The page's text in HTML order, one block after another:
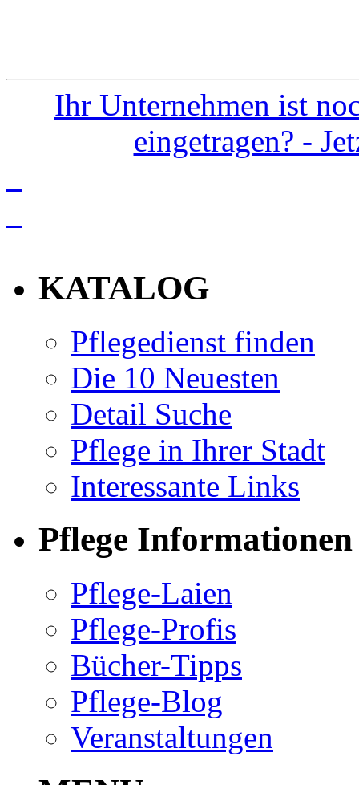
Ihr Unternehmen ist
eingetragen? -
KATALOG
Pflegedienst finden
Die 10 Neuesten
Detail Suche
Pflege in Ihrer Stadt
Interessante Links
Pflege Informationen
Pflege-Laien
Pflege-Profis
Bücher-Tipps
Pflege-Blog
Veranstaltungen